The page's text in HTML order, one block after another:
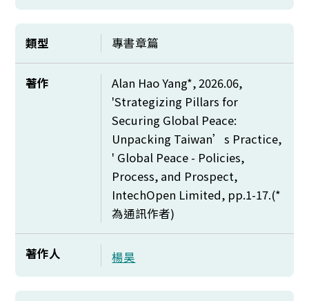
類型 專書章篇
著作
Alan Hao Yang*, 2026.06,
'Strategizing Pillars for
Securing Global Peace:
Unpacking Taiwan’s Practice,
' Global Peace - Policies,
Process, and Prospect,
IntechOpen Limited, pp.1-17.(*
為通訊作者)
著作人 楊昊